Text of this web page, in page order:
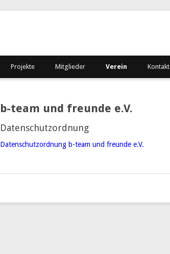
Projekte Mitglieder Verein Kontakt
b-team und freunde e.V.
Datenschutzordnung
Datenschutzordnung b-team und freunde e.V.